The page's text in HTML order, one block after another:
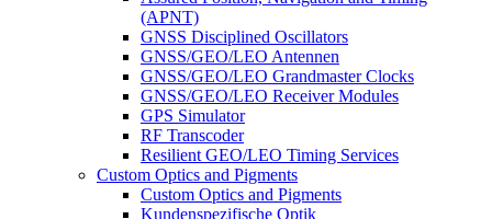
(APNT)
GNSS Disciplined Oscillators
GNSS/GEO/LEO Antennen
GNSS/GEO/LEO Grandmaster Clocks
GNSS/GEO/LEO Receiver Modules
GPS Simulator
RF Transcoder
Resilient GEO/LEO Timing Services
Custom Optics and Pigments
Custom Optics and Pigments
Kundenspezifische Optik